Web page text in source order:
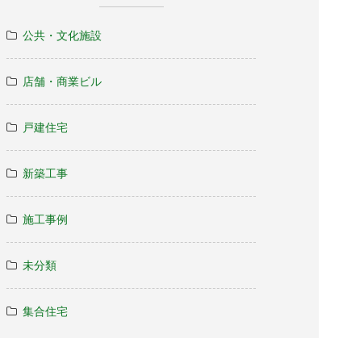
公共・文化施設
店舗・商業ビル
戸建住宅
新築工事
施工事例
未分類
集合住宅